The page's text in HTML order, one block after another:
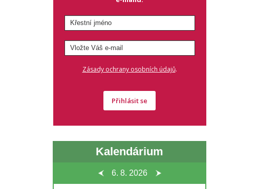
Zásady ochrany osobních údajů.
Přihlásit se
Kalendárium
6. 8. 2026